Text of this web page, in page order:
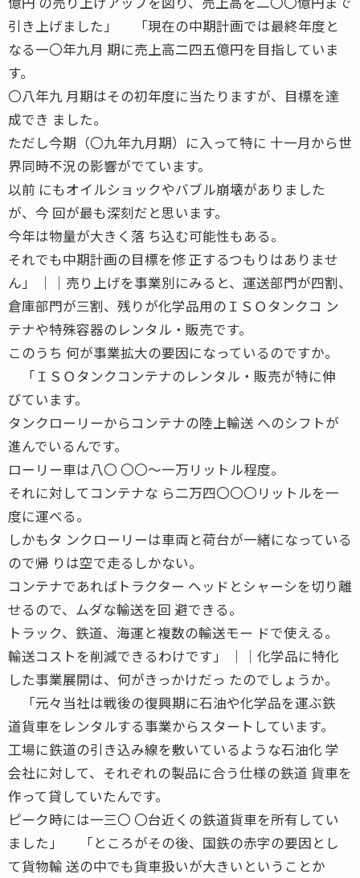
引き上げました」 「現在の中期計画では最終年度と
なる一〇年九月 期に売上高二四五億円を目指していま
す。
〇八年九 月期はその初年度に当たりますが、目標を達
成でき ました。
ただし今期（〇九年九月期）に入って特に 十一月から世
界同時不況の影響がでています。
以前 にもオイルショックやバブル崩壊がありました
が、今 回が最も深刻だと思います。
今年は物量が大きく落 ち込む可能性もある。
それでも中期計画の目標を修 正するつもりはありませ
ん」 ││売り上げを事業別にみると、運送部門が四割、
倉庫部門が三割、残りが化学品用のＩＳＯタンクコ ン
テナや特殊容器のレンタル・販売です。
このうち 何が事業拡大の要因になっているのですか。
「ＩＳＯタンクコンテナのレンタル・販売が特に伸
びています。
タンクローリーからコンテナの陸上輸送 へのシフトが
進んでいるんです。
ローリー車は八〇 〇〇〜一万リットル程度。
それに対してコンテナな ら二万四〇〇〇リットルを一
度に運べる。
しかもタ ンクローリーは車両と荷台が一緒になっている
ので帰 りは空で走るしかない。
コンテナであればトラクター ヘッドとシャーシを切り離
せるので、ムダな輸送を回 避できる。
トラック、鉄道、海運と複数の輸送モー ドで使える。
輸送コストを削減できるわけです」 ││化学品に特化
した事業展開は、何がきっかけだっ たのでしょうか。
「元々当社は戦後の復興期に石油や化学品を運ぶ鉄
道貨車をレンタルする事業からスタートしています。
工場に鉄道の引き込み線を敷いているような石油化 学
会社に対して、それぞれの製品に合う仕様の鉄道 貨車を
作って貸していたんです。
ピーク時には一三〇 〇台近くの鉄道貨車を所有してい
ました」 「ところがその後、国鉄の赤字の要因とし
て貨物輸 送の中でも貨車扱いが大きいということか